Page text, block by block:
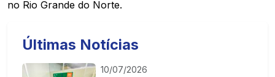
no Rio Grande do Norte.
Últimas Notícias
10/07/2026